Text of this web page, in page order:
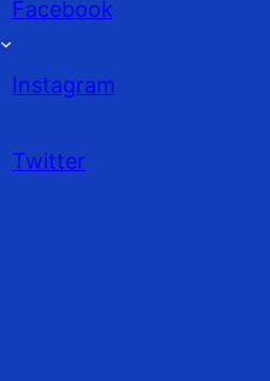
Facebook
Instagram
Twitter